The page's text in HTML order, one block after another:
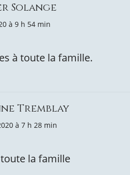
Solange
à 9 h 54 min
à toute la famille.
Tremblay
à 7 h 28 min
la famille